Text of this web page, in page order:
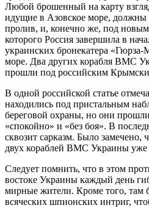
Любой брошенный на карту
идущие в Азовское море, должны
пролив, и, конечно же, под
которого Россия завершила в
украинских бронекатера
море. Два других корабля ВМС
прошли под российским
В одной российской статье
находились под пристальным
береговой охраны, но они
«спокойно» и «без боя». В
сквозит сарказм. Было замечено,
двух кораблей ВМС Украины уже
Следует помнить, что в этом
востоке Украины каждый день
мирные жители. Кроме того, там
всяческих шпионских интриг,